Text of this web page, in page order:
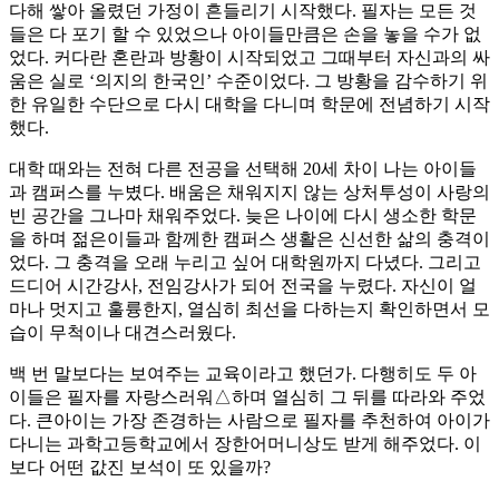
다해 쌓아 올렸던 가정이 흔들리기 시작했다. 필자는 모든 것
들은 다 포기 할 수 있었으나 아이들만큼은 손을 놓을 수가 없
었다. 커다란 혼란과 방황이 시작되었고 그때부터 자신과의 싸
움은 실로 ‘의지의 한국인’ 수준이었다. 그 방황을 감수하기 위
한 유일한 수단으로 다시 대학을 다니며 학문에 전념하기 시작
했다.
대학 때와는 전혀 다른 전공을 선택해 20세 차이 나는 아이들
과 캠퍼스를 누볐다. 배움은 채워지지 않는 상처투성이 사랑의
빈 공간을 그나마 채워주었다. 늦은 나이에 다시 생소한 학문
을 하며 젊은이들과 함께한 캠퍼스 생활은 신선한 삶의 충격이
었다. 그 충격을 오래 누리고 싶어 대학원까지 다녔다. 그리고
드디어 시간강사, 전임강사가 되어 전국을 누렸다. 자신이 얼
마나 멋지고 훌륭한지, 열심히 최선을 다하는지 확인하면서 모
습이 무척이나 대견스러웠다.
백 번 말보다는 보여주는 교육이라고 했던가. 다행히도 두 아
이들은 필자를 자랑스러워△하며 열심히 그 뒤를 따라와 주었
다. 큰아이는 가장 존경하는 사람으로 필자를 추천하여 아이가
다니는 과학고등학교에서 장한어머니상도 받게 해주었다. 이
보다 어떤 값진 보석이 또 있을까?